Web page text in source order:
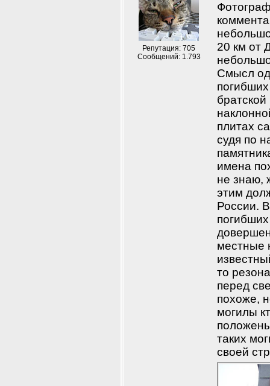
Репутация: 705
Сообщений: 1.793
20 км от
Смысл
плитах
судя по
имена
не знаю,
этим
России.
местные
то
перед
похоже,
могилы
таких
своей